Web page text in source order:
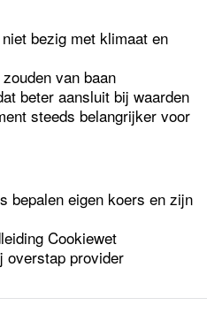
bezig met klimaat en
van baan
beter aansluit bij waarden
steeds belangrijker voor
bepalen eigen koers en zijn
Cookiewet
overstap provider